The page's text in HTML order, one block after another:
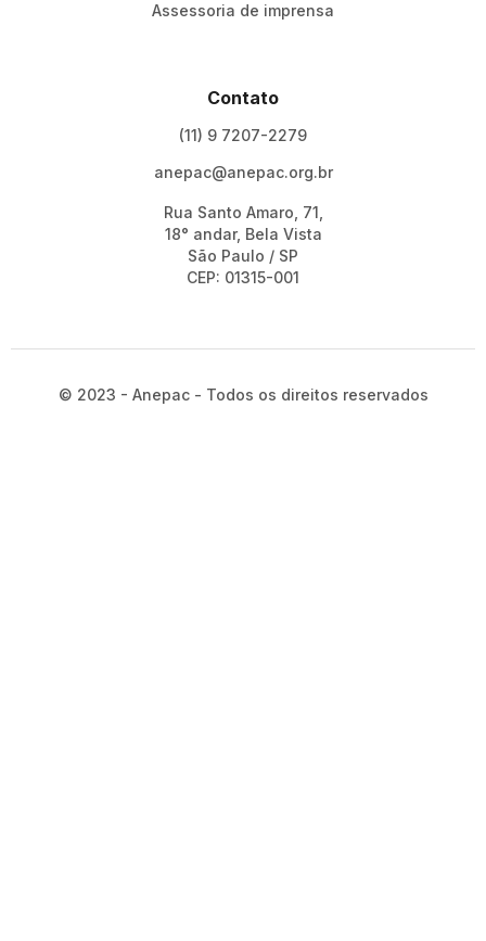
Assessoria de imprensa
Contato
(11) 9 7207-2279
anepac@anepac.org.br
Rua Santo Amaro, 71,
18° andar, Bela Vista
São Paulo / SP
CEP: 01315-001
© 2023 - Anepac - Todos os direitos reservados